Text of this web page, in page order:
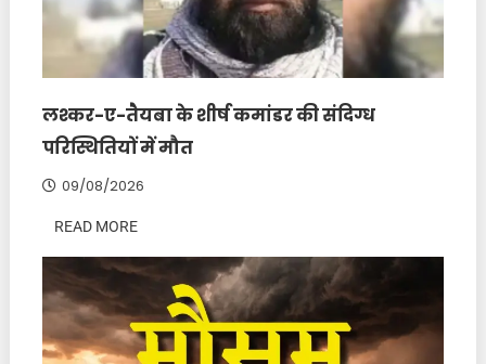
लश्कर-ए-तैयबा के शीर्ष कमांडर की संदिग्ध
परिस्थितियों में मौत
09/08/2026
READ MORE